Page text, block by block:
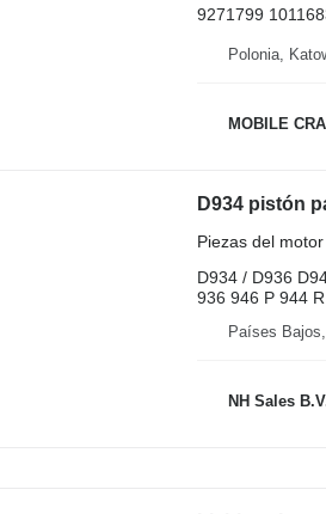
9271799
Polonia,
MOBILE
D934 pistón
Piezas del
D934 / D936
936 946 P 944 R
Países
NH Sales